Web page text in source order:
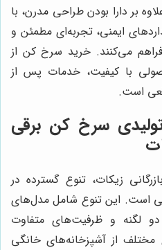
بر دارا بودن طراحی مدرن، با
ایمنی، تجربه‌ای مطمئن و
فراهم می‌کنند. خرید سرخ کن از
با کیفیت، خدمات پس از
است.
سرخ کن برقی
زیکات، تنوع گسترده در
است. این تنوع شامل مدل‌های
دو لگنه و ظرفیت‌های متفاوت
از آشپزخانه‌های خانگی